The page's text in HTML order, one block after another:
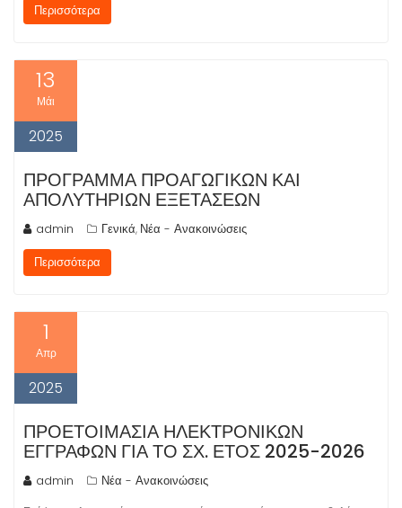
Περισσότερα
13
Μάι
2025
ΠΡΌΓΡΑΜΜΑ ΠΡΟΑΓΩΓΙΚΏΝ ΚΑΙ
ΑΠΟΛΥΤΉΡΙΩΝ ΕΞΕΤΆΣΕΩΝ
admin Γενικά, Νέα - Ανακοινώσεις
Περισσότερα
1
Απρ
2025
ΠΡΟΕΤΟΙΜΑΣΊΑ ΗΛΕΚΤΡΟΝΙΚΏΝ
ΕΓΓΡΑΦΏΝ ΓΙΑ ΤΟ ΣΧ. ΈΤΟΣ 2025-2026
admin Νέα - Ανακοινώσεις